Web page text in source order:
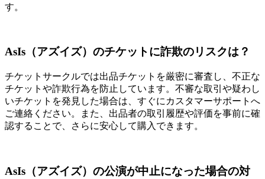
す。
AsIs（アズイズ）のチケットに詐欺のリスクは？
チケットサークルでは出品チケットを厳密に審査し、不正な
チケットや詐欺行為を防止しています。不審な取引や疑わし
いチケットを発見した場合は、すぐにカスタマーサポートへ
ご連絡ください。また、出品者の取引履歴や評価を事前に確
認することで、さらに安心して購入できます。
AsIs（アズイズ）の公演が中止になった場合の対